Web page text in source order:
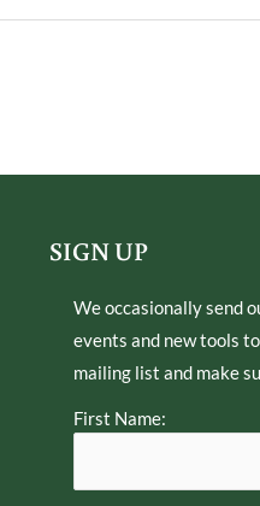
SIGN UP
We occasionally send
events and new tools
mailing list and make
First Name: